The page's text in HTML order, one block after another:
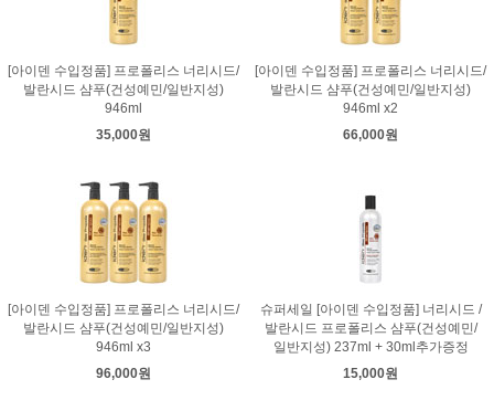
[아이덴 수입정품] 프로폴리스 너리시드/
발란시드 샴푸(건성예민/일반지성)
946ml
35,000원
[아이덴 수입정품] 프로폴리스 너리시드/
발란시드 샴푸(건성예민/일반지성)
946ml x2
66,000원
[아이덴 수입정품] 프로폴리스 너리시드/
발란시드 샴푸(건성예민/일반지성)
946ml x3
96,000원
슈퍼세일 [아이덴 수입정품] 너리시드 /
발란시드 프로폴리스 샴푸(건성예민/
일반지성) 237ml + 30ml추가증정
15,000원